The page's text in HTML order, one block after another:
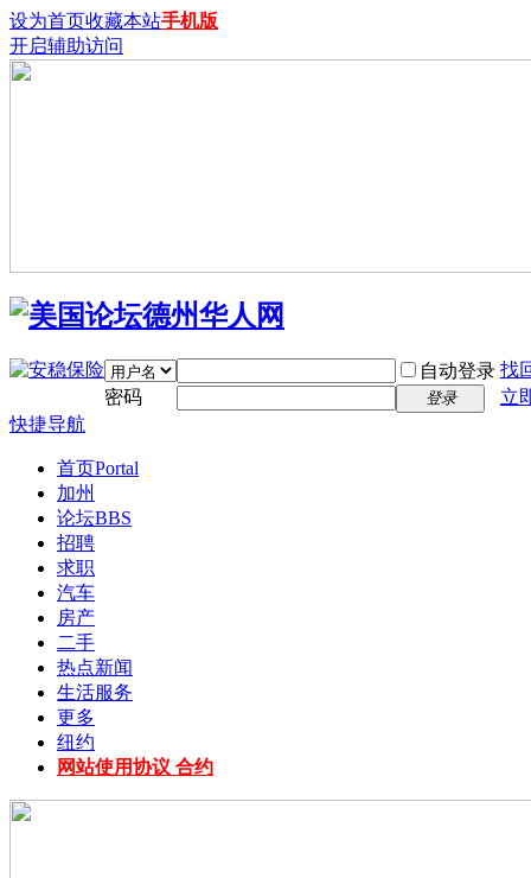
设为首页收藏本站手机版
开启辅助访问
自动登录 找
密码
登录
立
快捷导航
首页Portal
加州
论坛BBS
招聘
求职
汽车
房产
二手
热点新闻
生活服务
更多
纽约
网站使用协议 合约